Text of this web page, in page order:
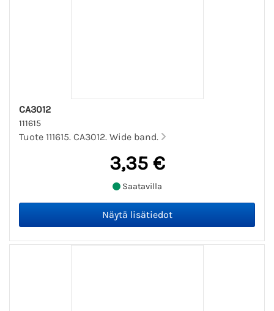
CA3012
111615
Tuote 111615. CA3012. Wide band.
3,35 €
Saatavilla